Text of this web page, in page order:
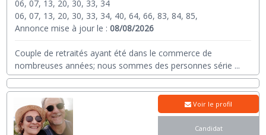
06, 07, 13, 20, 30, 33, 34
06, 07, 13, 20, 30, 33, 34, 40, 64, 66, 83, 84, 85,
Annonce mise à jour le :08/08/2026
Couple de retraités ayant été dans le commerce de
nombreuses années; nous sommes des personnes série ...
Voir le profil
Candidat